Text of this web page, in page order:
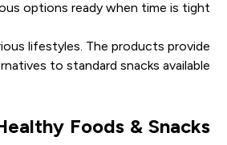
options ready when time is tight.
lifestyles. The products provide
to standard snacks available.
Foods & Snacks